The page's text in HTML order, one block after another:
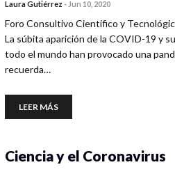
Laura Gutiérrez - Jun 10, 2020
Foro Consultivo Científico y
La súbita aparición de la COVID-19 y
todo el mundo han provocado una
recuerda…
LEER MÁS
Ciencia y el Coronavirus